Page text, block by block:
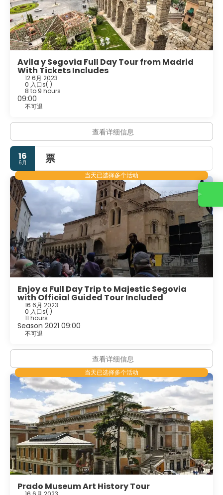
Avila y Segovia Full Day Tour from Madrid
With Tickets Includes
12 6月 2023
0 入口s( )
8 to 9 hours
09:00
不可退
查看详细信息
16
6月 票
当天已选择多个活动
Enjoy a Full Day Trip to Majestic Segovia
with Official Guided Tour Included
16 6月 2023
0 入口s( )
11 hours
Season 2021 09:00
不可退
查看详细信息
当天已选择多个活动
Prado Museum Art History Tour
联系我们